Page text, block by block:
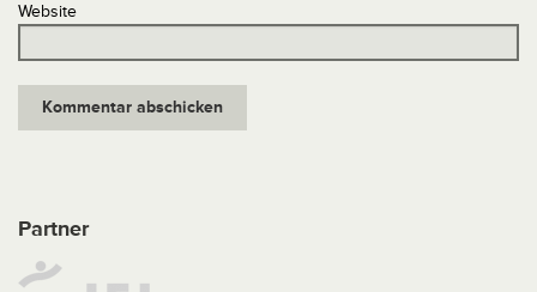
Website
Partner